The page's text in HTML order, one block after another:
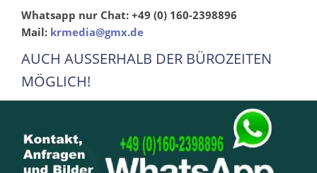
Whatsapp nur Chat: +49 (0) 160-2398896
Mail: krmedia@gmx.de
AUCH AUSSERHALB DER BÜROZEITEN
MÖGLICH!